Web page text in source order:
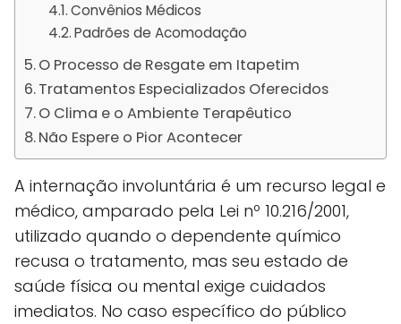
Convênios Médicos
Padrões de Acomodação
O Processo de Resgate em Itapetim
Tratamentos Especializados Oferecidos
O Clima e o Ambiente Terapêutico
Não Espere o Pior Acontecer
A internação involuntária é um recurso legal e
médico, amparado pela Lei nº 10.216/2001,
utilizado quando o dependente químico
recusa o tratamento, mas seu estado de
saúde física ou mental exige cuidados
imediatos. No caso específico do público